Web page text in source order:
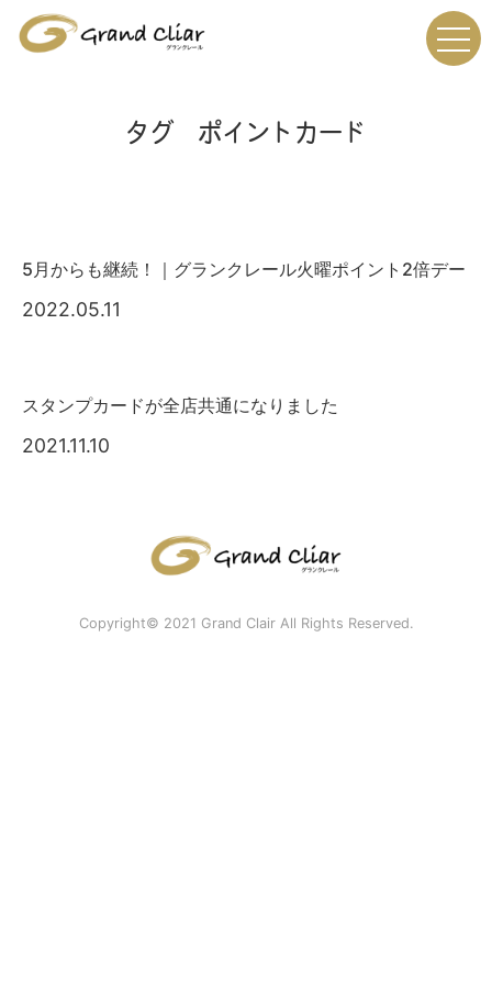
タグ ポイントカード
5月からも継続！｜グランクレール火曜ポイント2倍デー
2022.05.11
スタンプカードが全店共通になりました
2021.11.10
Copyright© 2021 Grand Clair All Rights Reserved.